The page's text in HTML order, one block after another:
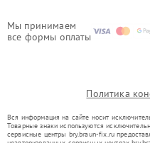
Мы принимаем
все формы оплаты
Политика
Вся информация на сайте носит
Товарные знаки используются
сервисные центры bry.braun-fix.ru